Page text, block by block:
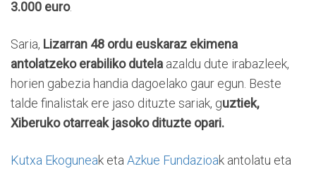
3.000 euro.
Saria, Lizarran 48 ordu euskaraz ekimena
antolatzeko erabiliko dutela azaldu dute irabazleek,
horien gabezia handia dagoelako gaur egun. Beste
talde finalistak ere jaso dituzte sariak, guztiek,
Xiberuko otarreak jasoko dituzte opari.
Kutxa Ekoguneak eta Azkue Fundazioak antolatu eta